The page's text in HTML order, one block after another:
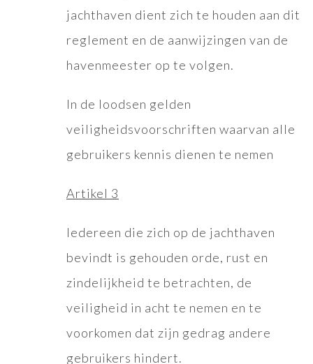
jachthaven dient zich te houden aan dit
reglement en de aanwijzingen van de
havenmeester op te volgen.
In de loodsen gelden
veiligheidsvoorschriften waarvan alle
gebruikers kennis dienen te nemen
Artikel 3
Iedereen die zich op de jachthaven
bevindt is gehouden orde, rust en
zindelijkheid te betrachten, de
veiligheid in acht te nemen en te
voorkomen dat zijn gedrag andere
gebruikers hindert.